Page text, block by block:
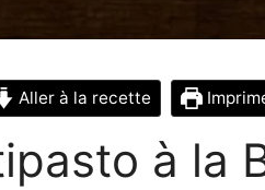
Aller à la recette
à la